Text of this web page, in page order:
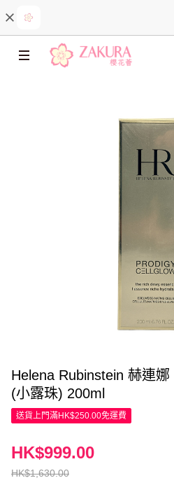
Helena Rubinstein 赫連
(小露珠) 200ml
送貨上門滿HK$250.00免運費
HK$1,630.00
HK$999.00